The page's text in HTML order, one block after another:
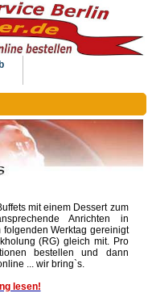
mit einem Dessert zum
Anrichten in
Werktag gereinigt
(RG) gleich mit. Pro
bestellen und dann
... wir bring`s.
lesen!